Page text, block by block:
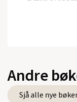
Andre
Sjå alle nye